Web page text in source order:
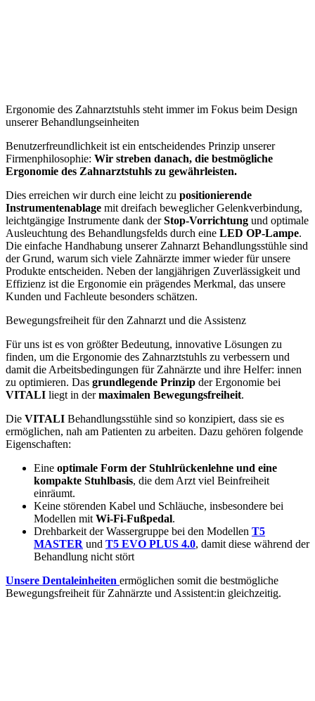
Ergonomie des Zahnarztstuhls steht immer im Fokus beim Design
unserer Behandlungseinheiten
Benutzerfreundlichkeit ist ein entscheidendes Prinzip unserer
Firmenphilosophie: Wir streben danach, die bestmögliche
Ergonomie des Zahnarztstuhls zu gewährleisten.
Dies erreichen wir durch eine leicht zu positionierende
Instrumentenablage mit dreifach beweglicher Gelenkverbindung,
leichtgängige Instrumente dank derStop-Vorrichtung und optimale
Ausleuchtung des Behandlungsfelds durch eine LED OP-Lampe.
Die einfache Handhabung unserer Zahnarzt Behandlungsstühle sind
der Grund, warum sich viele Zahnärzte immer wieder für unsere
Produkte entscheiden. Neben der langjährigen Zuverlässigkeit und
Effizienz ist die Ergonomie ein prägendes Merkmal, das unsere
Kunden und Fachleute besonders schätzen.
Bewegungsfreiheit für den Zahnarzt und die Assistenz
Für uns ist es von größter Bedeutung, innovative Lösungen zu
finden, um die Ergonomie des Zahnarztstuhls zu verbessern und
damit die Arbeitsbedingungen für Zahnärzte und ihre Helfer: innen
zu optimieren. Das grundlegende Prinzip der Ergonomie bei
VITALI liegt in dermaximalen Bewegungsfreiheit.
Die VITALI Behandlungsstühle sind so konzipiert, dass sie es
ermöglichen, nah am Patienten zu arbeiten. Dazu gehören folgende
Eigenschaften:
Eine optimale Form der Stuhlrückenlehne und eine
kompakte Stuhlbasis, die dem Arzt viel Beinfreiheit
einräumt.
Keine störenden Kabel und Schläuche, insbesondere bei
Modellen mitWi-Fi-Fußpedal.
Drehbarkeit der Wassergruppe bei den Modellen T5
MASTER und T5 EVO PLUS 4.0, damit diese während der
Behandlung nicht stört
Unsere Dentaleinheiten ermöglichen somit die bestmögliche
Bewegungsfreiheit für Zahnärzte und Assistent:in gleichzeitig.